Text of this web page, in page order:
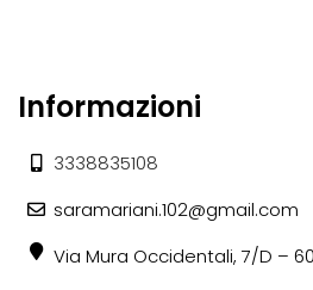
Informazioni
3338835108
saramariani.102@gmail.com
Via Mura Occidentali, 7/D –